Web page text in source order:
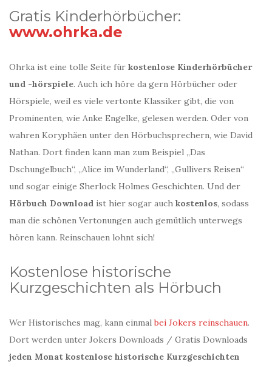
Gratis Kinderhörbücher:
www.ohrka.de
Ohrka ist eine tolle Seite für kostenlose Kinderhörbücher
und -hörspiele. Auch ich höre da gern Hörbücher oder
Hörspiele, weil es viele vertonte Klassiker gibt, die von
Prominenten, wie Anke Engelke, gelesen werden. Oder von
wahren Koryphäen unter den Hörbuchsprechern, wie David
Nathan. Dort finden kann man zum Beispiel „Das
Dschungelbuch“, „Alice im Wunderland“, „Gullivers Reisen“
und sogar einige Sherlock Holmes Geschichten. Und der
Hörbuch Download ist hier sogar auch kostenlos, sodass
man die schönen Vertonungen auch gemütlich unterwegs
hören kann. Reinschauen lohnt sich!
Kostenlose historische
Kurzgeschichten als Hörbuch
Wer Historisches mag, kann einmalbei Jokers reinschauen.
Dort werden unter Jokers Downloads / Gratis Downloads
jeden Monat kostenlose historische Kurzgeschichten